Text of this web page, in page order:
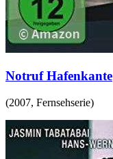
Notruf Hafenkante
(2007, Fernsehserie)